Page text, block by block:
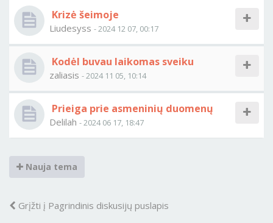
Krizė šeimoje
Liudesyss - 2024 12 07, 00:17
Kodėl buvau laikomas sveiku
zaliasis - 2024 11 05, 10:14
Prieiga prie asmeninių duomenų
Delilah - 2024 06 17, 18:47
Nauja tema
Grįžti į Pagrindinis diskusijų puslapis